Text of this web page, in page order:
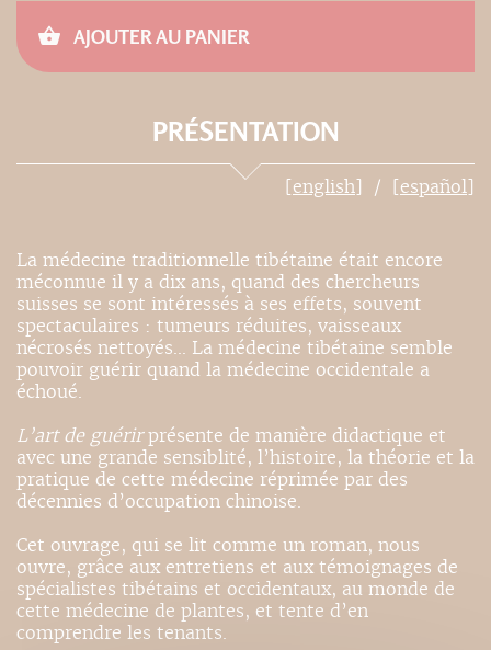
AJOUTER AU PANIER
PRÉSENTATION
[english] [español]
La médecine traditionnelle tibétaine était encore
méconnue il y a dix ans, quand des chercheurs
suisses se sont intéressés à ses effets, souvent
spectaculaires : tumeurs réduites, vaisseaux
nécrosés nettoyés... La médecine tibétaine semble
pouvoir guérir quand la médecine occidentale a
échoué.
L’art de guérirprésente de manière didactique et
avec une grande sensiblité, l’histoire, la théorie et la
pratique de cette médecine réprimée par des
décennies d’occupation chinoise.
Cet ouvrage, qui se lit comme un roman, nous
ouvre, grâce aux entretiens et aux témoignages de
spécialistes tibétains et occidentaux, au monde de
cette médecine de plantes, et tente d’en
comprendre les tenants.